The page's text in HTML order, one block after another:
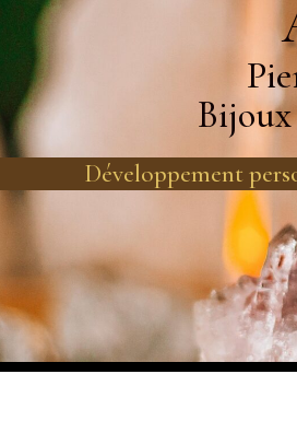
Développement